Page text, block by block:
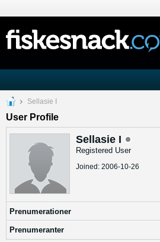
Sellasie I
User Profile
Sellasie I
Registered User
Joined: 2006-10-26
Prenumerationer
Prenumeranter